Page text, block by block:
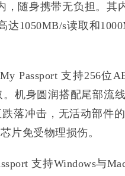
，随身携带无负担。其
达1050MB/s读取和
Passport 支持256位
机身圆润搭配尾部流
落冲击，无活动部件
片免受物理损伤。
支持Windows与